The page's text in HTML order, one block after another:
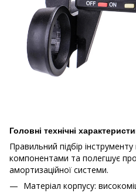
Головні технічні
Правильний підбір інструменту
компонентами та полегшує
амортизаційної системи.
Матеріал корпусу: